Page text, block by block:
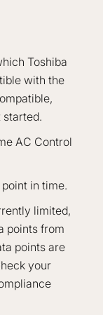
Toshiba
with the
AC Control
in time.
limited,
points from
points are
your